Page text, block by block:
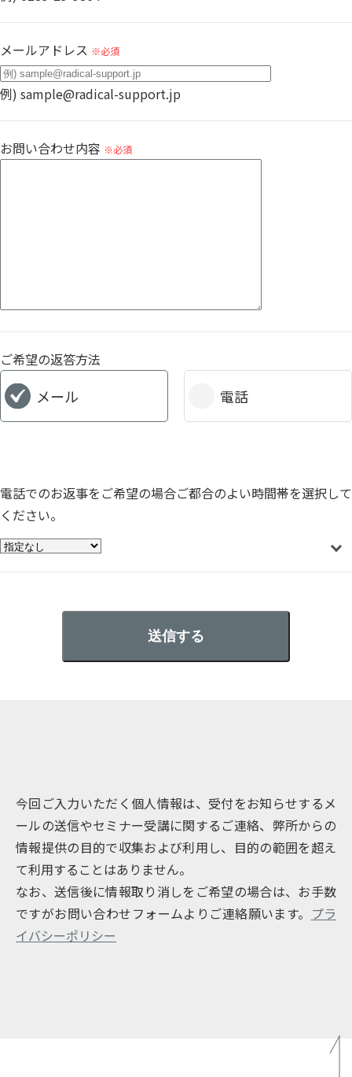
メールアドレス ※必須
例) sample@radical-support.jp
お問い合わせ内容 ※必須
ご希望の返答方法
メール 電話
電話でのお返事をご希望の場合ご都合のよい時間帯を選択して
ください。
今回ご入力いただく個人情報は、受付をお知らせするメ
ールの送信やセミナー受講に関するご連絡、弊所からの
情報提供の目的で収集および利用し、目的の範囲を超え
て利用することはありません。
なお、送信後に情報取り消しをご希望の場合は、お手数
ですがお問い合わせフォームよりご連絡願います。 プラ
イバシーポリシー